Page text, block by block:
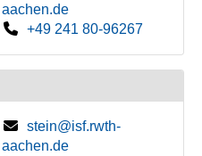
aachen.de
+49 241 80-96267
stein@isf.rwth-
aachen.de